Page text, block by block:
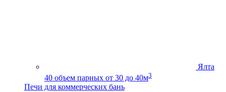
Ялта
40 объем парных от 30 до 40м3
Печи для коммерческих бань